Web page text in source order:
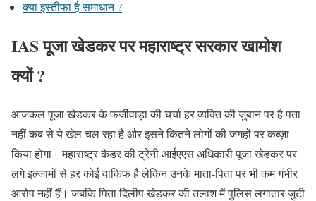
क्या इस्तीफा है समाधान ?
IAS पूजा खेडकर पर महाराष्ट्र सरकार खामोश
क्यों ?
आजकल पूजा खेडकर के फर्जीवाड़ा की चर्चा हर व्यक्ति की जुबान पर है पता
नहीं कब से ये खेल चल रहा है और इसने कितने लोगों की जगहों पर कब्ज़ा
किया होगा। महाराष्ट्र कैडर की ट्रेनी आईएएस अधिकारी पूजा खेडकर पर
लगे इल्जामों से हर कोई वाकिफ है लेकिन उनके माता-पिता पर भी कम गंभीर
आरोप नहीं हैं। जबकि पिता दिलीप खेडकर की तलाश में पुलिस लगातार जुटी